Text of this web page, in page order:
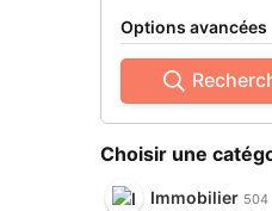
Options avancées
Choisir une
Immobilier 504